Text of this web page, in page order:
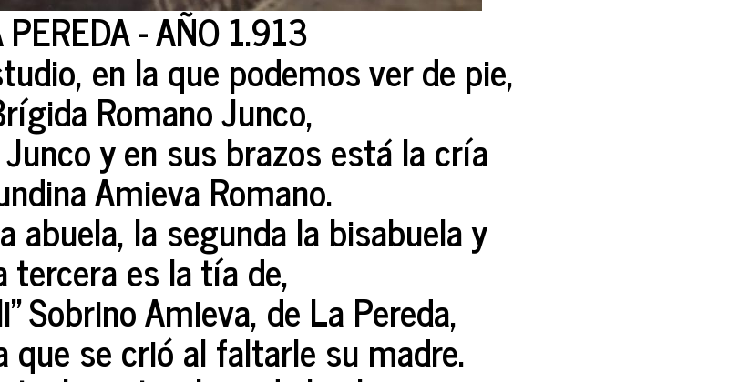
- AÑO 1.913
en la que podemos ver de pie,
Romano Junco,
y en sus brazos está la cría
Amieva Romano.
abuela, la segunda la bisabuela y
tercera es la tía de,
Sobrino Amieva, de La Pereda,
que se crió al faltarle su madre.